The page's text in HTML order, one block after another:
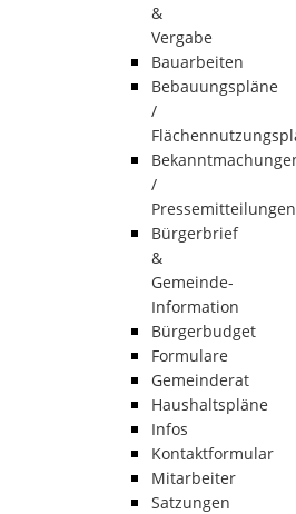
&
Vergabe
Bauarbeiten
Bebauungspläne
/
/
Pressemitteilungen
Bürgerbrief
&
Gemeinde-
Information
Bürgerbudget
Formulare
Gemeinderat
Haushaltspläne
Infos
Kontaktformular
Mitarbeiter
Satzungen